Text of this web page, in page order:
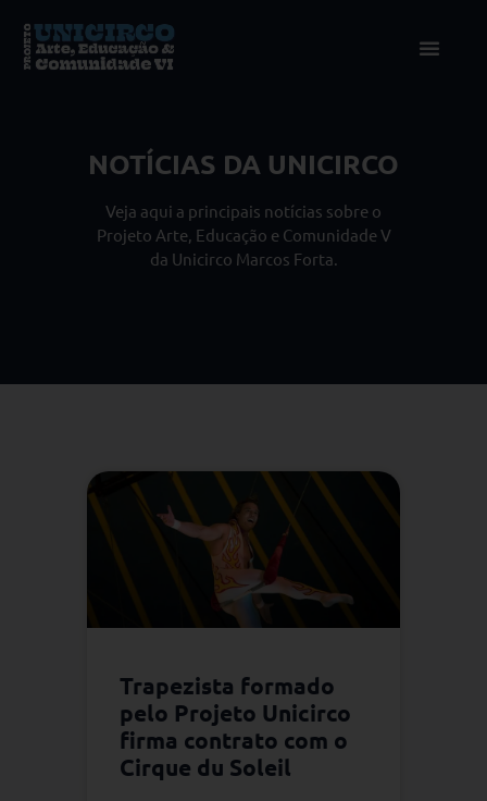
NOTÍCIAS DA UNICIRCO
Veja aqui a principais notícias sobre o
Projeto Arte, Educação e Comunidade V
da Unicirco Marcos Forta.
Trapezista formado
pelo Projeto Unicirco
firma contrato com o
Cirque du Soleil